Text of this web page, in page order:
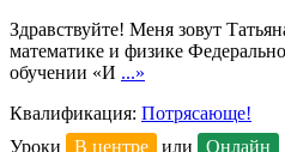
Здравствуйте! Меня зовут
математике и физике
обучении «И ...»
Квалификация: Потрясающе!
Уроки
В центре или
Онлайн